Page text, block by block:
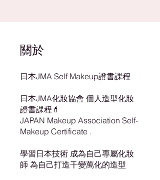
關於
日本JMA Self Makeup證書課程
日本JMA化妝協會 個人造型化妝
證書課程💄
JAPAN Makeup Association Self-
Makeup Certificate .
學習日本技術 成為自己專屬化妝
師 為自己打造千變萬化的造型